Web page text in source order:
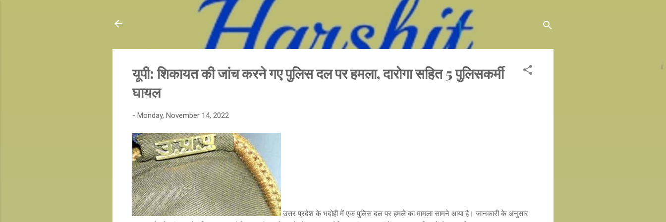
यूपी: शिकायत की जांच करने गए पुलिस दल पर हमला, दारोगा सहित 5 पुलिसकर्मी
घायल
- Monday, November 14, 2022
उत्तर प्रदेश के भदोही में एक पुलिस दल पर हमले का मामला सामने आया है। जानकारी के अनुसार